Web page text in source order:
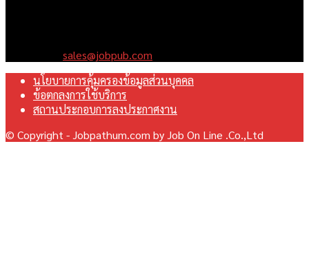
sales@jobpub.com
นโยบายการคุ้มครองข้อมูลส่วนบุคคล
ข้อตกลงการใช้บริการ
สถานประกอบการลงประกาศงาน
© Copyright - Jobpathum.com by Job On Line .Co.,Ltd